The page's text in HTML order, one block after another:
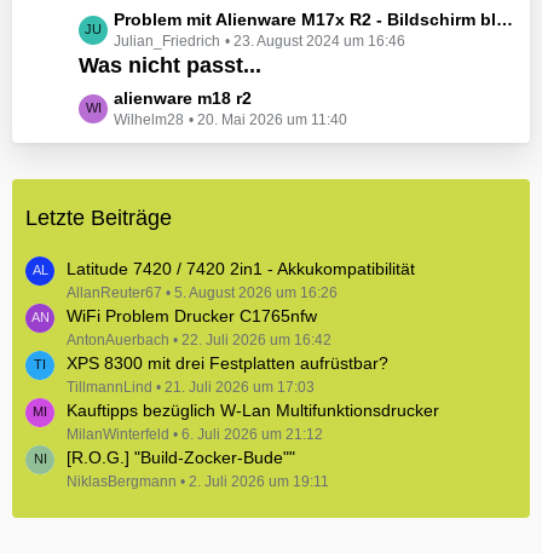
g
e
z
t
e
e
r
g
L
e
t
z
t
e
i
ä
g
e
Problem mit Alienware M17x R2 - Bildschirm bleibt schwarz beim Start
Julian_Friedrich 23. August 2024 um 16:46
Was nicht passt...
L
e
t
e
e
i
t
r
ä
g
e
alienware m18 r2
Wilhelm28 20. Mai 2026 um 11:40
Letzte Beiträge
Latitude 7420 / 7420 2in1 - Akkukompatibilität
AllanReuter67 5. August 2026 um 16:26
WiFi Problem Drucker C1765nfw
AntonAuerbach 22. Juli 2026 um 16:42
XPS 8300 mit drei Festplatten aufrüstbar?
TillmannLind 21. Juli 2026 um 17:03
Kauftipps bezüglich W-Lan Multifunktionsdrucker
MilanWinterfeld 6. Juli 2026 um 21:12
[R.O.G.] "Build-Zocker-Bude""
NiklasBergmann 2. Juli 2026 um 19:11